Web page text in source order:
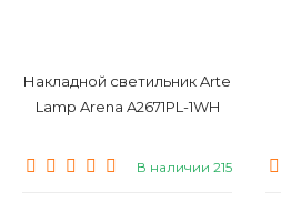
Накладной светильник Arte
Lamp Arena A2671PL-1WH
В наличии 215